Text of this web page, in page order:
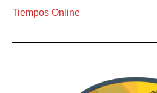
Tiempos Online